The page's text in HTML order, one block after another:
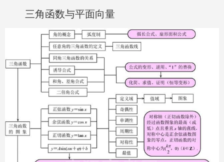
三角函数与平面向量